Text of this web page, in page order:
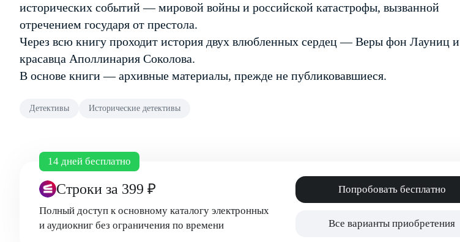
исторических событий — мировой войны и российской катастрофы, вызванной
отречением государя от престола.
Через всю книгу проходит история двух влюбленных сердец — Веры фон Лауниц и
красавца Аполлинария Соколова.
В основе книги — архивные материалы, прежде не публиковавшиеся.
Детективы Исторические детективы
14 дней бесплатно
Строки за 399 ₽
Полный доступ к основному каталогу электронных
и аудиокниг без ограничения по времени
Попробовать бесплатно
Все варианты приобретения